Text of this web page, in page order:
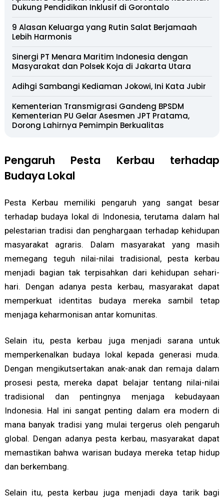
Dukung Pendidikan Inklusif di Gorontalo
9 Alasan Keluarga yang Rutin Salat Berjamaah
Lebih Harmonis
Sinergi PT Menara Maritim Indonesia dengan
Masyarakat dan Polsek Koja di Jakarta Utara
Adihgi Sambangi Kediaman Jokowi, Ini Kata Jubir
Kementerian Transmigrasi Gandeng BPSDM
Kementerian PU Gelar Asesmen JPT Pratama,
Dorong Lahirnya Pemimpin Berkualitas
Pengaruh Pesta Kerbau terhadap
Budaya Lokal
Pesta Kerbau memiliki pengaruh yang sangat besar
terhadap budaya lokal di Indonesia, terutama dalam hal
pelestarian tradisi dan penghargaan terhadap kehidupan
masyarakat agraris. Dalam masyarakat yang masih
memegang teguh nilai-nilai tradisional, pesta kerbau
menjadi bagian tak terpisahkan dari kehidupan sehari-
hari. Dengan adanya pesta kerbau, masyarakat dapat
memperkuat identitas budaya mereka sambil tetap
menjaga keharmonisan antar komunitas.
Selain itu, pesta kerbau juga menjadi sarana untuk
memperkenalkan budaya lokal kepada generasi muda.
Dengan mengikutsertakan anak-anak dan remaja dalam
prosesi pesta, mereka dapat belajar tentang nilai-nilai
tradisional dan pentingnya menjaga kebudayaan
Indonesia. Hal ini sangat penting dalam era modern di
mana banyak tradisi yang mulai tergerus oleh pengaruh
global. Dengan adanya pesta kerbau, masyarakat dapat
memastikan bahwa warisan budaya mereka tetap hidup
dan berkembang.
Selain itu, pesta kerbau juga menjadi daya tarik bagi